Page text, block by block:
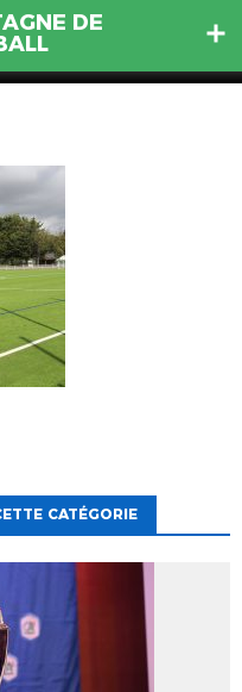
DE
CATÉGORIE